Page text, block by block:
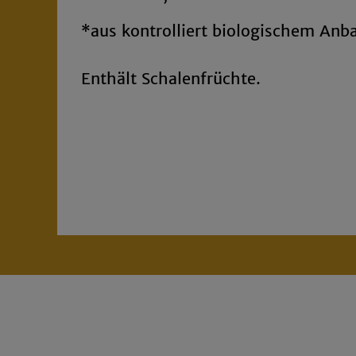
*aus kontrolliert biologischem
Enthält Schalenfrüchte.